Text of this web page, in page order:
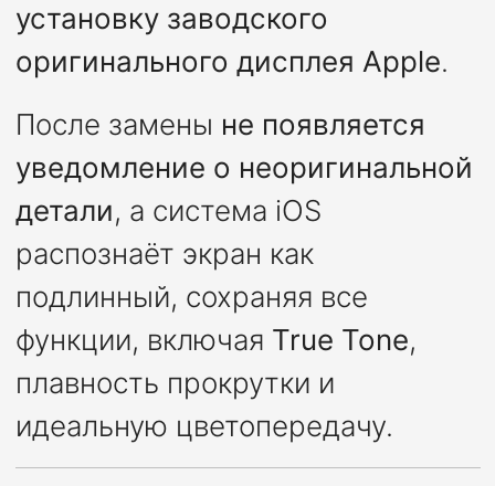
установку заводского
оригинального дисплея Apple.
После замены не появляется
уведомление о неоригинальной
детали, а система iOS
распознаёт экран как
подлинный, сохраняя все
функции, включая True Tone,
плавность прокрутки и
идеальную цветопередачу.